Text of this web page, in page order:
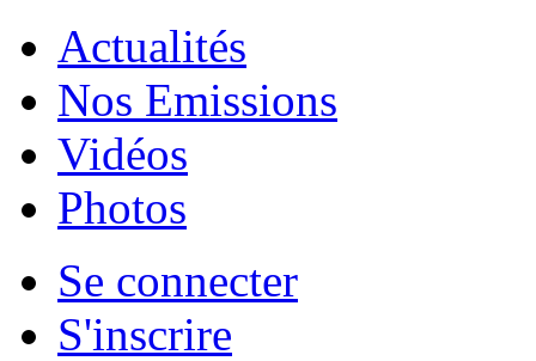
Actualités
Nos Emissions
Vidéos
Photos
Se connecter
S'inscrire